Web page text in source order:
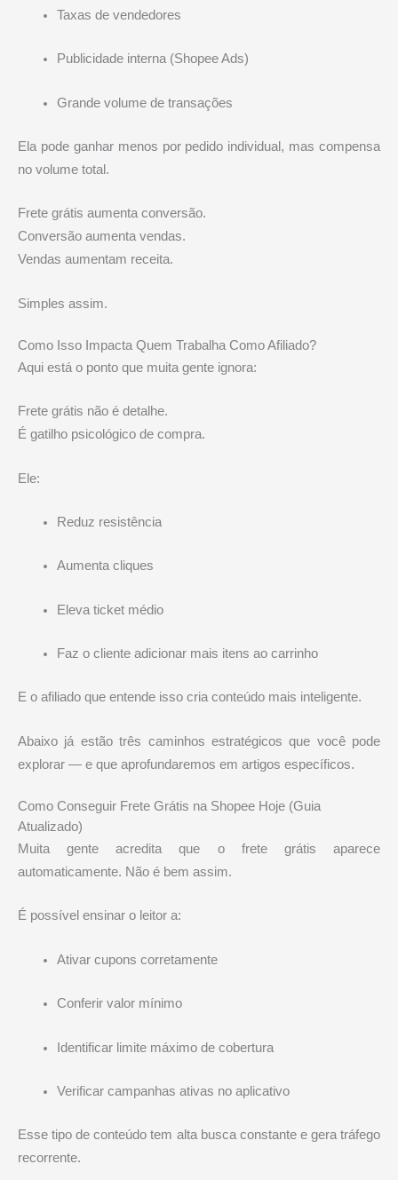
Taxas de vendedores
Publicidade interna (Shopee Ads)
Grande volume de transações
Ela pode ganhar menos por pedido individual, mas compensa
no volume total.
Frete grátis aumenta conversão.
Conversão aumenta vendas.
Vendas aumentam receita.
Simples assim.
Como Isso Impacta Quem Trabalha Como Afiliado?
Aqui está o ponto que muita gente ignora:
Frete grátis não é detalhe.
É gatilho psicológico de compra.
Ele:
Reduz resistência
Aumenta cliques
Eleva ticket médio
Faz o cliente adicionar mais itens ao carrinho
E o afiliado que entende isso cria conteúdo mais inteligente.
Abaixo já estão três caminhos estratégicos que você pode
explorar — e que aprofundaremos em artigos específicos.
Como Conseguir Frete Grátis na Shopee Hoje (Guia
Atualizado)
Muita gente acredita que o frete grátis aparece
automaticamente. Não é bem assim.
É possível ensinar o leitor a:
Ativar cupons corretamente
Conferir valor mínimo
Identificar limite máximo de cobertura
Verificar campanhas ativas no aplicativo
Esse tipo de conteúdo tem alta busca constante e gera tráfego
recorrente.